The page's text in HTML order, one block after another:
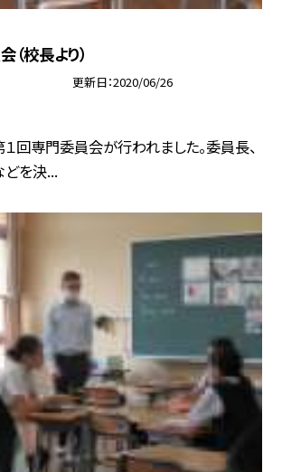
校長より）
更新日 2020/06/26
１回専門委員会が行われました。委員長、
どを決...